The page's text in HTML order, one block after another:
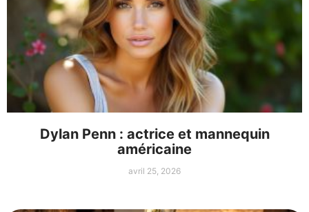
Dylan Penn : actrice et mannequin
américaine
avril 25, 2026